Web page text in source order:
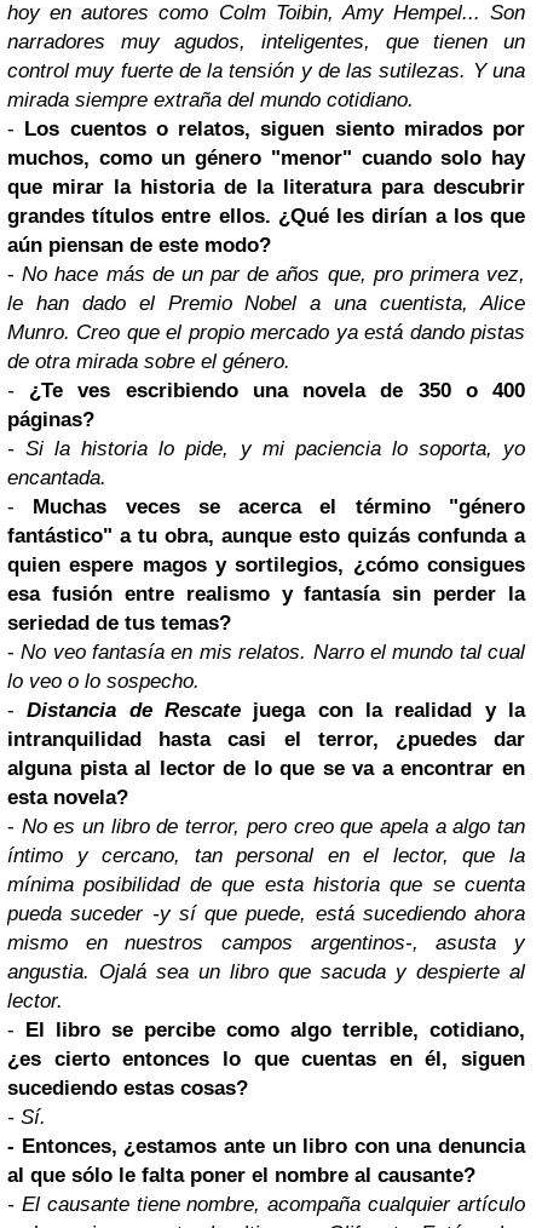
hoy en autores como Colm Toibin, Amy Hempel... Son
narradores muy agudos, inteligentes, que tienen un
control muy fuerte de la tensión y de las sutilezas. Y una
mirada siempre extraña del mundo cotidiano.
- Los cuentos o relatos, siguen siento mirados por
muchos, como un género "menor" cuando solo hay
que mirar la historia de la literatura para descubrir
grandes títulos entre ellos. ¿Qué les dirían a los que
aún piensan de este modo?
-No hace más de un par de años que, pro primera vez,
le han dado el Premio Nobel a una cuentista, Alice
Munro. Creo que el propio mercado ya está dando pistas
de otra mirada sobre el género.
- ¿Te ves escribiendo una novela de 350 o 400
páginas?
- Si la historia lo pide, y mi paciencia lo soporta, yo
encantada.
- Muchas veces se acerca el término "género
fantástico" a tu obra, aunque esto quizás confunda a
quien espere magos y sortilegios, ¿cómo consigues
esa fusión entre realismo y fantasía sin perder la
seriedad de tus temas?
- No veo fantasía en mis relatos. Narro el mundo tal cual
lo veo o lo sospecho.
-Distancia de Rescate juega con la realidad y la
intranquilidad hasta casi el terror, ¿puedes dar
alguna pista al lector de lo que se va a encontrar en
esta novela?
- No es un libro de terror, pero creo que apela a algo tan
íntimo y cercano, tan personal en el lector, que la
mínima posibilidad de que esta historia que se cuenta
pueda suceder -y sí que puede, está sucediendo ahora
mismo en nuestros campos argentinos-, asusta y
angustia. Ojalá sea un libro que sacuda y despierte al
lector.
- El libro se percibe como algo terrible, cotidiano,
¿es cierto entonces lo que cuentas en él, siguen
sucediendo estas cosas?
- Sí.
- Entonces, ¿estamos ante un libro con una denuncia
al que sólo le falta poner el nombre al causante?
- El causante tiene nombre, acompaña cualquier artículo